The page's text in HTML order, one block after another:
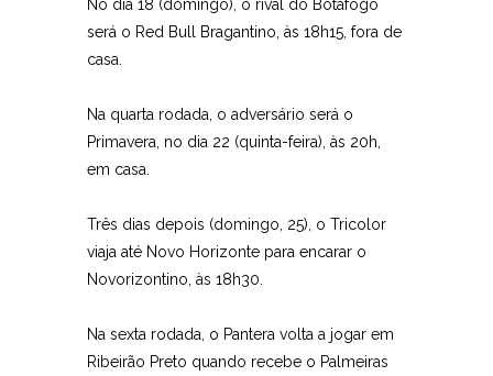
No dia 18 (domingo), o rival do Botafogo
será o Red Bull Bragantino, às 18h15, fora de
casa.
Na quarta rodada, o adversário será o
Primavera, no dia 22 (quinta-feira), às 20h,
em casa.
Três dias depois (domingo, 25), o Tricolor
viaja até Novo Horizonte para encarar o
Novorizontino, às 18h30.
Na sexta rodada, o Pantera volta a jogar em
Ribeirão Preto quando recebe o Palmeiras